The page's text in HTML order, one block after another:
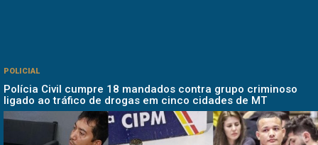
POLICIAL
Polícia Civil cumpre 18 mandados contra grupo criminoso
ligado ao tráfico de drogas em cinco cidades de MT